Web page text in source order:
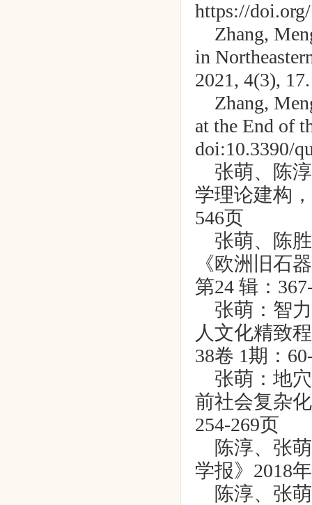
https://
Zhang,
in
2021, 4(3),
Zhang,
at the End of
doi:10.3390/
张萌、陈
学理论建构
546页
张萌、陈
《欧洲旧石
第24 辑：
张萌：智
人文化精致
38卷 1期：
张萌：地
前社会复杂
254-269页
陈淳、张
学报》 2018
陈淳、张